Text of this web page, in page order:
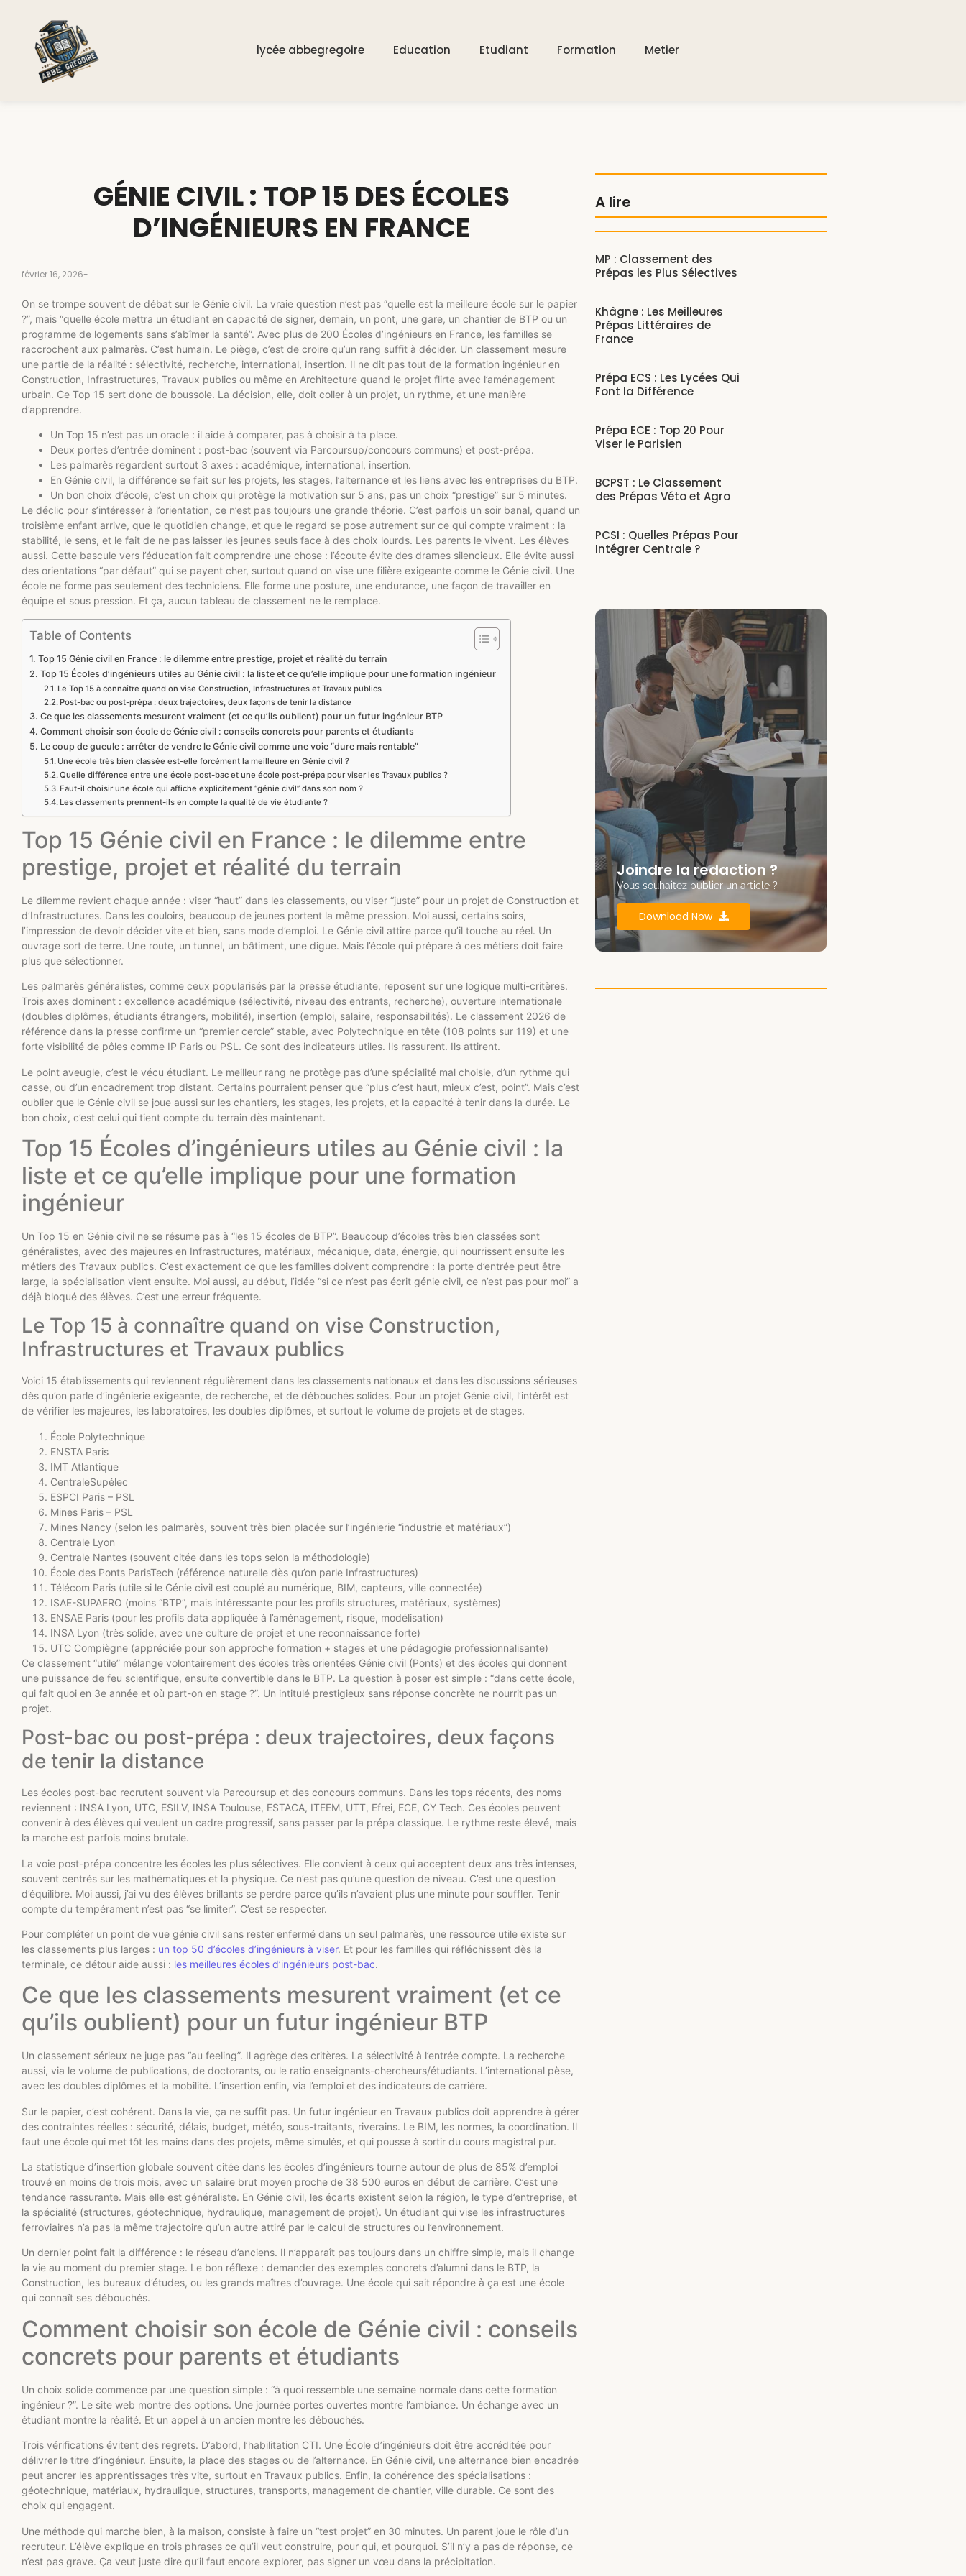
lycée abbegregoire Education Etudiant Formation Metier
GÉNIE CIVIL : TOP 15 DES ÉCOLES
D’INGÉNIEURS EN FRANCE
février 16, 2026-
On se trompe souvent de débat sur le Génie civil. La vraie question n’est pas “quelle est la meilleure école sur le papier
?”, mais “quelle école mettra un étudiant en capacité de signer, demain, un pont, une gare, un chantier de BTP ou un
programme de logements sans s’abîmer la santé”. Avec plus de 200 Écoles d’ingénieurs en France, les familles se
raccrochent aux palmarès. C’est humain. Le piège, c’est de croire qu’un rang suffit à décider. Un classement mesure
une partie de la réalité : sélectivité, recherche, international, insertion. Il ne dit pas tout de la formation ingénieur en
Construction, Infrastructures, Travaux publics ou même en Architecture quand le projet flirte avec l’aménagement
urbain. Ce Top 15 sert donc de boussole. La décision, elle, doit coller à un projet, un rythme, et une manière
d’apprendre.
Un Top 15 n’est pas un oracle : il aide à comparer, pas à choisir à ta place.
Deux portes d’entrée dominent : post-bac (souvent via Parcoursup/concours communs) et post-prépa.
Les palmarès regardent surtout 3 axes : académique, international, insertion.
En Génie civil, la différence se fait sur les projets, les stages, l’alternance et les liens avec les entreprises du BTP.
Un bon choix d’école, c’est un choix qui protège la motivation sur 5 ans, pas un choix “prestige” sur 5 minutes.
Le déclic pour s’intéresser à l’orientation, ce n’est pas toujours une grande théorie. C’est parfois un soir banal, quand un
troisième enfant arrive, que le quotidien change, et que le regard se pose autrement sur ce qui compte vraiment : la
stabilité, le sens, et le fait de ne pas laisser les jeunes seuls face à des choix lourds. Les parents le vivent. Les élèves
aussi. Cette bascule vers l’éducation fait comprendre une chose : l’écoute évite des drames silencieux. Elle évite aussi
des orientations “par défaut” qui se payent cher, surtout quand on vise une filière exigeante comme le Génie civil. Une
école ne forme pas seulement des techniciens. Elle forme une posture, une endurance, une façon de travailler en
équipe et sous pression. Et ça, aucun tableau de classement ne le remplace.
Table of Contents
Top 15 Génie civil en France : le dilemme entre prestige, projet et réalité du terrain
Top 15 Écoles d’ingénieurs utiles au Génie civil : la liste et ce qu’elle implique pour une formation ingénieur
Le Top 15 à connaître quand on vise Construction, Infrastructures et Travaux publics
Post-bac ou post-prépa : deux trajectoires, deux façons de tenir la distance
Ce que les classements mesurent vraiment (et ce qu’ils oublient) pour un futur ingénieur BTP
Comment choisir son école de Génie civil : conseils concrets pour parents et étudiants
Le coup de gueule : arrêter de vendre le Génie civil comme une voie “dure mais rentable”
Une école très bien classée est-elle forcément la meilleure en Génie civil ?
Quelle différence entre une école post-bac et une école post-prépa pour viser les Travaux publics ?
Faut-il choisir une école qui affiche explicitement “génie civil” dans son nom ?
Les classements prennent-ils en compte la qualité de vie étudiante ?
Top 15 Génie civil en France : le dilemme entre
prestige, projet et réalité du terrain
Le dilemme revient chaque année : viser “haut” dans les classements, ou viser “juste” pour un projet de Construction et
d’Infrastructures. Dans les couloirs, beaucoup de jeunes portent la même pression. Moi aussi, certains soirs,
l’impression de devoir décider vite et bien, sans mode d’emploi. Le Génie civil attire parce qu’il touche au réel. Un
ouvrage sort de terre. Une route, un tunnel, un bâtiment, une digue. Mais l’école qui prépare à ces métiers doit faire
plus que sélectionner.
Les palmarès généralistes, comme ceux popularisés par la presse étudiante, reposent sur une logique multi-critères.
Trois axes dominent : excellence académique (sélectivité, niveau des entrants, recherche), ouverture internationale
(doubles diplômes, étudiants étrangers, mobilité), insertion (emploi, salaire, responsabilités). Le classement 2026 de
référence dans la presse confirme un “premier cercle” stable, avec Polytechnique en tête (108 points sur 119) et une
forte visibilité de pôles comme IP Paris ou PSL. Ce sont des indicateurs utiles. Ils rassurent. Ils attirent.
Le point aveugle, c’est le vécu étudiant. Le meilleur rang ne protège pas d’une spécialité mal choisie, d’un rythme qui
casse, ou d’un encadrement trop distant. Certains pourraient penser que “plus c’est haut, mieux c’est, point”. Mais c’est
oublier que le Génie civil se joue aussi sur les chantiers, les stages, les projets, et la capacité à tenir dans la durée. Le
bon choix, c’est celui qui tient compte du terrain dès maintenant.
Top 15 Écoles d’ingénieurs utiles au Génie civil : la
liste et ce qu’elle implique pour une formation
ingénieur
Un Top 15 en Génie civil ne se résume pas à “les 15 écoles de BTP”. Beaucoup d’écoles très bien classées sont
généralistes, avec des majeures en Infrastructures, matériaux, mécanique, data, énergie, qui nourrissent ensuite les
métiers des Travaux publics. C’est exactement ce que les familles doivent comprendre : la porte d’entrée peut être
large, la spécialisation vient ensuite. Moi aussi, au début, l’idée “si ce n’est pas écrit génie civil, ce n’est pas pour moi” a
déjà bloqué des élèves. C’est une erreur fréquente.
Le Top 15 à connaître quand on vise Construction,
Infrastructures et Travaux publics
Voici 15 établissements qui reviennent régulièrement dans les classements nationaux et dans les discussions sérieuses
dès qu’on parle d’ingénierie exigeante, de recherche, et de débouchés solides. Pour un projet Génie civil, l’intérêt est
de vérifier les majeures, les laboratoires, les doubles diplômes, et surtout le volume de projets et de stages.
École Polytechnique
ENSTA Paris
IMT Atlantique
CentraleSupélec
ESPCI Paris – PSL
Mines Paris – PSL
Mines Nancy (selon les palmarès, souvent très bien placée sur l’ingénierie “industrie et matériaux”)
Centrale Lyon
Centrale Nantes (souvent citée dans les tops selon la méthodologie)
École des Ponts ParisTech (référence naturelle dès qu’on parle Infrastructures)
Télécom Paris (utile si le Génie civil est couplé au numérique, BIM, capteurs, ville connectée)
ISAE-SUPAERO (moins “BTP”, mais intéressante pour les profils structures, matériaux, systèmes)
ENSAE Paris (pour les profils data appliquée à l’aménagement, risque, modélisation)
INSA Lyon (très solide, avec une culture de projet et une reconnaissance forte)
UTC Compiègne (appréciée pour son approche formation + stages et une pédagogie professionnalisante)
Ce classement “utile” mélange volontairement des écoles très orientées Génie civil (Ponts) et des écoles qui donnent
une puissance de feu scientifique, ensuite convertible dans le BTP. La question à poser est simple : “dans cette école,
qui fait quoi en 3e année et où part-on en stage ?”. Un intitulé prestigieux sans réponse concrète ne nourrit pas un
projet.
Post-bac ou post-prépa : deux trajectoires, deux façons
de tenir la distance
Les écoles post-bac recrutent souvent via Parcoursup et des concours communs. Dans les tops récents, des noms
reviennent : INSA Lyon, UTC, ESILV, INSA Toulouse, ESTACA, ITEEM, UTT, Efrei, ECE, CY Tech. Ces écoles peuvent
convenir à des élèves qui veulent un cadre progressif, sans passer par la prépa classique. Le rythme reste élevé, mais
la marche est parfois moins brutale.
La voie post-prépa concentre les écoles les plus sélectives. Elle convient à ceux qui acceptent deux ans très intenses,
souvent centrés sur les mathématiques et la physique. Ce n’est pas qu’une question de niveau. C’est une question
d’équilibre. Moi aussi, j’ai vu des élèves brillants se perdre parce qu’ils n’avaient plus une minute pour souffler. Tenir
compte du tempérament n’est pas “se limiter”. C’est se respecter.
Pour compléter un point de vue génie civil sans rester enfermé dans un seul palmarès, une ressource utile existe sur
les classements plus larges : un top 50 d’écoles d’ingénieurs à viser. Et pour les familles qui réfléchissent dès la
terminale, ce détour aide aussi : les meilleures écoles d’ingénieurs post-bac.
Ce que les classements mesurent vraiment (et ce
qu’ils oublient) pour un futur ingénieur BTP
Un classement sérieux ne juge pas “au feeling”. Il agrège des critères. La sélectivité à l’entrée compte. La recherche
aussi, via le volume de publications, de doctorants, ou le ratio enseignants-chercheurs/étudiants. L’international pèse,
avec les doubles diplômes et la mobilité. L’insertion enfin, via l’emploi et des indicateurs de carrière.
Sur le papier, c’est cohérent. Dans la vie, ça ne suffit pas. Un futur ingénieur en Travaux publics doit apprendre à gérer
des contraintes réelles : sécurité, délais, budget, météo, sous-traitants, riverains. Le BIM, les normes, la coordination. Il
faut une école qui met tôt les mains dans des projets, même simulés, et qui pousse à sortir du cours magistral pur.
La statistique d’insertion globale souvent citée dans les écoles d’ingénieurs tourne autour de plus de 85% d’emploi
trouvé en moins de trois mois, avec un salaire brut moyen proche de 38 500 euros en début de carrière. C’est une
tendance rassurante. Mais elle est généraliste. En Génie civil, les écarts existent selon la région, le type d’entreprise, et
la spécialité (structures, géotechnique, hydraulique, management de projet). Un étudiant qui vise les infrastructures
ferroviaires n’a pas la même trajectoire qu’un autre attiré par le calcul de structures ou l’environnement.
Un dernier point fait la différence : le réseau d’anciens. Il n’apparaît pas toujours dans un chiffre simple, mais il change
la vie au moment du premier stage. Le bon réflexe : demander des exemples concrets d’alumni dans le BTP, la
Construction, les bureaux d’études, ou les grands maîtres d’ouvrage. Une école qui sait répondre à ça est une école
qui connaît ses débouchés.
Comment choisir son école de Génie civil : conseils
concrets pour parents et étudiants
Un choix solide commence par une question simple : “à quoi ressemble une semaine normale dans cette formation
ingénieur ?”. Le site web montre des options. Une journée portes ouvertes montre l’ambiance. Un échange avec un
étudiant montre la réalité. Et un appel à un ancien montre les débouchés.
Trois vérifications évitent des regrets. D’abord, l’habilitation CTI. Une École d’ingénieurs doit être accréditée pour
délivrer le titre d’ingénieur. Ensuite, la place des stages ou de l’alternance. En Génie civil, une alternance bien encadrée
peut ancrer les apprentissages très vite, surtout en Travaux publics. Enfin, la cohérence des spécialisations :
géotechnique, matériaux, hydraulique, structures, transports, management de chantier, ville durable. Ce sont des
choix qui engagent.
Une méthode qui marche bien, à la maison, consiste à faire un “test projet” en 30 minutes. Un parent joue le rôle d’un
recruteur. L’élève explique en trois phrases ce qu’il veut construire, pour qui, et pourquoi. S’il n’y a pas de réponse, ce
n’est pas grave. Ça veut juste dire qu’il faut encore explorer, pas signer un vœu dans la précipitation.
A lire
MP : Classement des
Prépas les Plus Sélectives
Khâgne : Les Meilleures
Prépas Littéraires de
France
Prépa ECS : Les Lycées Qui
Font la Différence
Prépa ECE : Top 20 Pour
Viser le Parisien
BCPST : Le Classement
des Prépas Véto et Agro
PCSI : Quelles Prépas Pour
Intégrer Centrale ?
Joindre la redaction ?
Vous souhaitez publier un article ?
Download Now